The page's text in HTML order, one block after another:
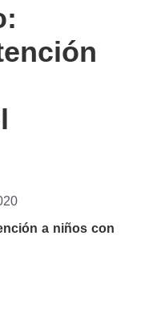
a niños con